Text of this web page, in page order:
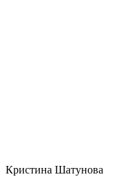
Кристина Шатунова